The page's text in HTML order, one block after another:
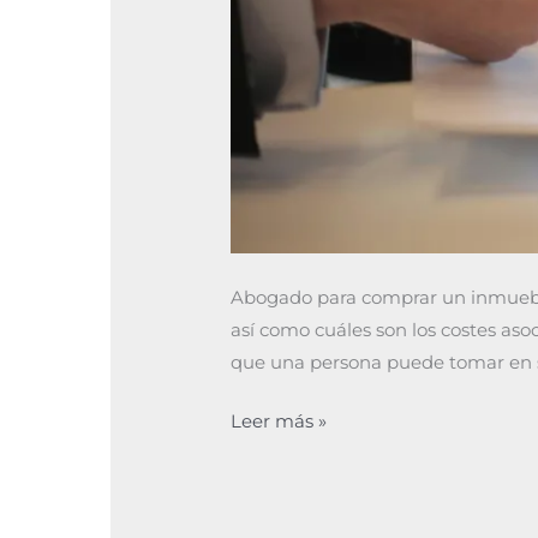
Abogado para comprar un
así como cuáles son los costes
que una persona puede tomar
Leer más »